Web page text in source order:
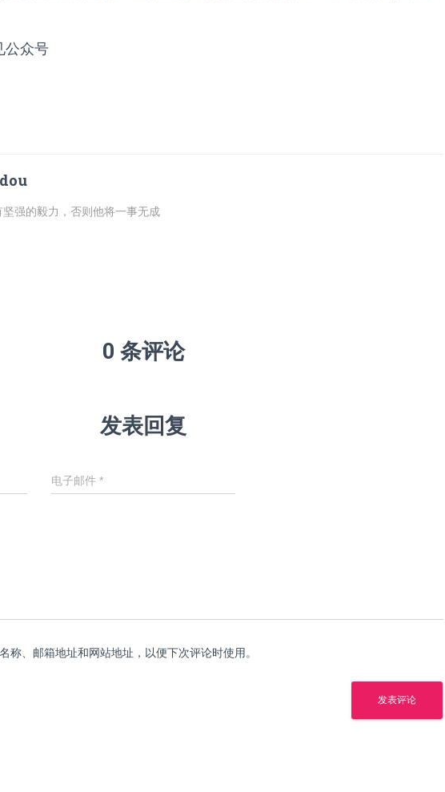
公众号
坚强的毅力，否则他将一事无成
0 条评论
发表回复
电子邮件 *
称、邮箱地址和网站地址，以便下次评论时使用。